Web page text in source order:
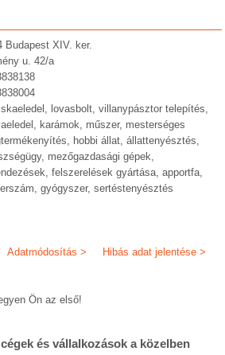
Budapest XIV. ker.
u. 42/a
lovasbolt, villanypásztor telepítés,
karámok, műszer, mesterséges
hobbi állat, állattenyésztés,
mezőgazdasági gépek,
felszerelések gyártása, apportfa,
gyógyszer, sertéstenyésztés
Hibás adat jelentése >
Adatmódosítás >
Ön az első!
és vállalkozások a közelben